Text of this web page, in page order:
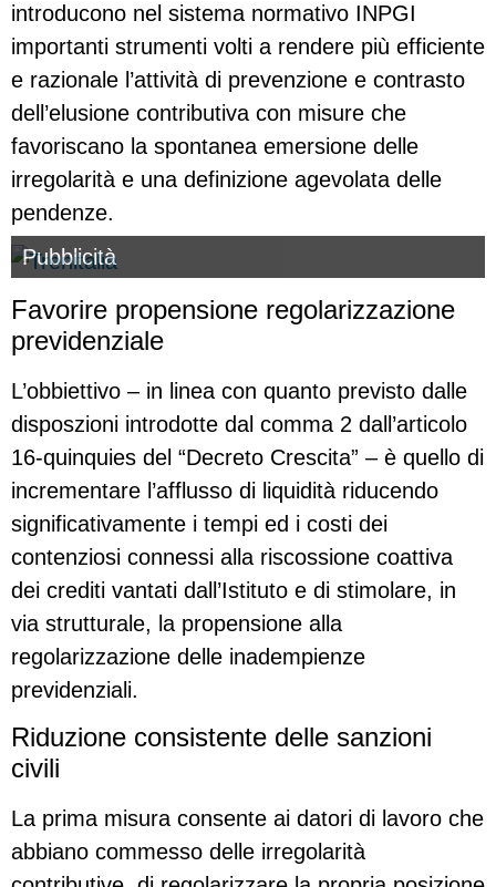
introducono nel sistema normativo INPGI
importanti strumenti volti a rendere più efficiente
e razionale l’attività di prevenzione e contrasto
dell’elusione contributiva con misure che
favoriscano la spontanea emersione delle
irregolarità e una definizione agevolata delle
pendenze.
Pubblicità
Favorire propensione regolarizzazione
previdenziale
L’obbiettivo – in linea con quanto previsto dalle
disposzioni introdotte dal comma 2 dall’articolo
16-quinquies del “Decreto Crescita” – è quello di
incrementare l’afflusso di liquidità riducendo
significativamente i tempi ed i costi dei
contenziosi connessi alla riscossione coattiva
dei crediti vantati dall’Istituto e di stimolare, in
via strutturale, la propensione alla
regolarizzazione delle inadempienze
previdenziali.
Riduzione consistente delle sanzioni
civili
La prima misura consente ai datori di lavoro che
abbiano commesso delle irregolarità